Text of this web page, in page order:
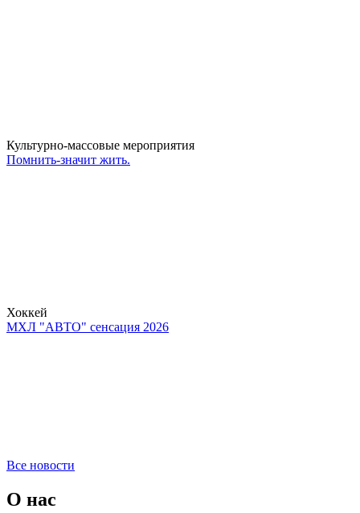
Культурно-массовые мероприятия
Помнить-значит жить.
Хоккей
МХЛ "АВТО" сенсация 2026
Все новости
О нас